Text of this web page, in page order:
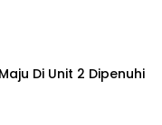
Di Unit 2 Dipenuhi